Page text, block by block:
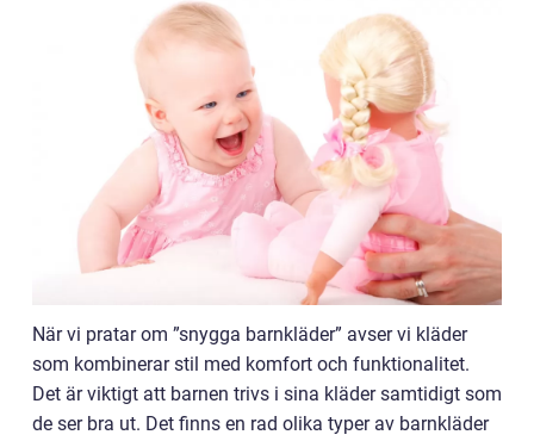
När vi pratar om ”snygga barnkläder” avser vi kläder
som kombinerar stil med komfort och funktionalitet.
Det är viktigt att barnen trivs i sina kläder samtidigt som
de ser bra ut. Det finns en rad olika typer av barnkläder